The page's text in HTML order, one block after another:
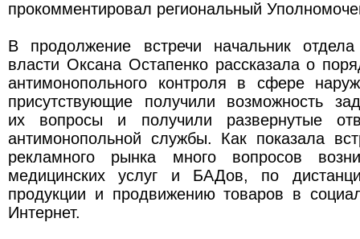
прокомментировал региональный
В продолжение встречи начальник отдела
власти Оксана Остапенко рассказала о
антимонопольного контроля в сфере
присутствующие получили возможность
их вопросы и получили развернутые
антимонопольной службы. Как показала
рекламного рынка много вопросов
медицинских услуг и БАДов, по
продукции и продвижению товаров в
Интернет.